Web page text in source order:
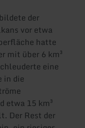
der
vor etwa
hatte
mit über 6 km³
eine
in die
etwa 15 km³
Der Rest der